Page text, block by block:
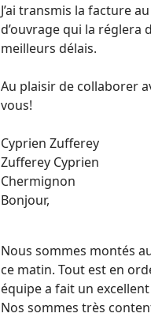
J’ai transmis la facture
d’ouvrage qui la réglera
meilleurs délais.
Au plaisir de collaborer
vous!
Cyprien Zufferey
Zufferey Cyprien
Chermignon
Bonjour,
Nous sommes montés
ce matin. Tout est en
équipe a fait un
Nos sommes très